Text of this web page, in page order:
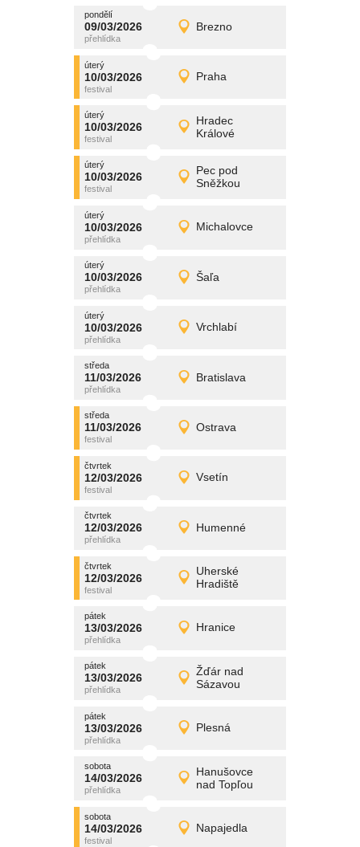
pondělí
09/03/2026 Brezno
pondělí
09/03/2026 Detail
promítání
úterý
10/03/2026 Praha
úterý
10/03/2026 Detail
promítání
úterý
10/03/2026
Hradec
Králové
úterý
10/03/2026 Detail
promítání
úterý
10/03/2026
Pec pod
Sněžkou
úterý
10/03/2026 Detail
promítání
úterý
10/03/2026 Michalovce
úterý
10/03/2026 Detail
promítání
úterý
10/03/2026 Šaľa
úterý
10/03/2026 Detail
promítání
úterý
10/03/2026 Vrchlabí
úterý
10/03/2026 Detail
promítání
středa
11/03/2026 Bratislava
středa
11/03/2026 Detail
promítání
středa
11/03/2026 Ostrava
středa
11/03/2026 Detail
promítání
čtvrtek
12/03/2026 Vsetín
čtvrtek
12/03/2026 Detail
promítání
čtvrtek
12/03/2026 Humenné
čtvrtek
12/03/2026 Detail
promítání
čtvrtek
12/03/2026
Uherské
Hradiště
čtvrtek
12/03/2026 Detail
promítání
pátek
13/03/2026 Hranice
pátek
13/03/2026 Detail
promítání
pátek
13/03/2026
Žďár nad
Sázavou
pátek
13/03/2026 Detail
promítání
pátek
13/03/2026 Plesná
pátek
13/03/2026 Detail
promítání
sobota
14/03/2026
Hanušovce
nad Topľou
sobota
14/03/2026 Detail
promítání
sobota
14/03/2026 Napajedla
sobota
14/03/2026 Detail
promítání